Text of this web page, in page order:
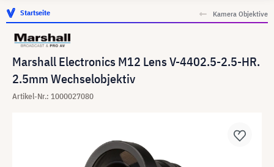
Startseite Kamera Objektive
Marshall Electronics M12 Lens V-4402.5-2.5-HR.
2.5mm Wechselobjektiv
Artikel-Nr.: 1000027080